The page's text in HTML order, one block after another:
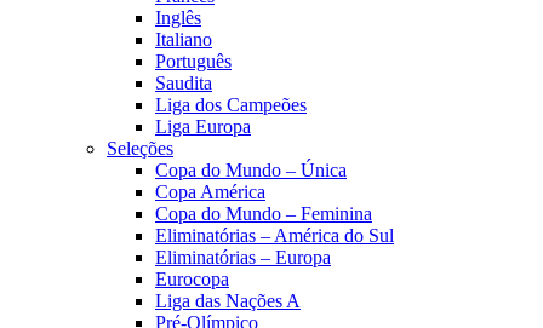
Inglês
Italiano
Português
Saudita
Liga dos Campeões
Liga Europa
Seleções
Copa do Mundo – Única
Copa América
Copa do Mundo – Feminina
Eliminatórias – América do Sul
Eliminatórias – Europa
Eurocopa
Liga das Nações A
Pré-Olímpico